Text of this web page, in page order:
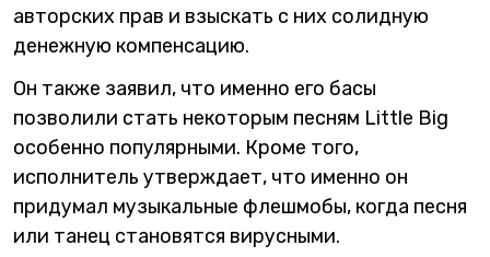
авторских прав и взыскать с них солидную
денежную компенсацию.
Он также заявил, что именно его басы
позволили стать некоторым песням Little Big
особенно популярными. Кроме того,
исполнитель утверждает, что именно он
придумал музыкальные флешмобы, когда песня
или танец становятся вирусными.